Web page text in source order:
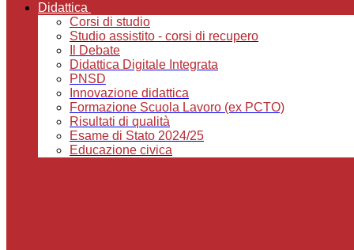
Didattica
Corsi di studio
Studio assistito - corsi di recupero
Il Debate
Didattica Digitale Integrata
PNSD
Innovazione didattica
Formazione Scuola Lavoro (ex PCTO)
Risultati di qualità
Esame di Stato 2024/25
Educazione civica